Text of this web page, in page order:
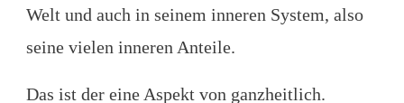
Welt und auch in seinem inneren System, also
seine vielen inneren Anteile.
Das ist der eine Aspekt von ganzheitlich.